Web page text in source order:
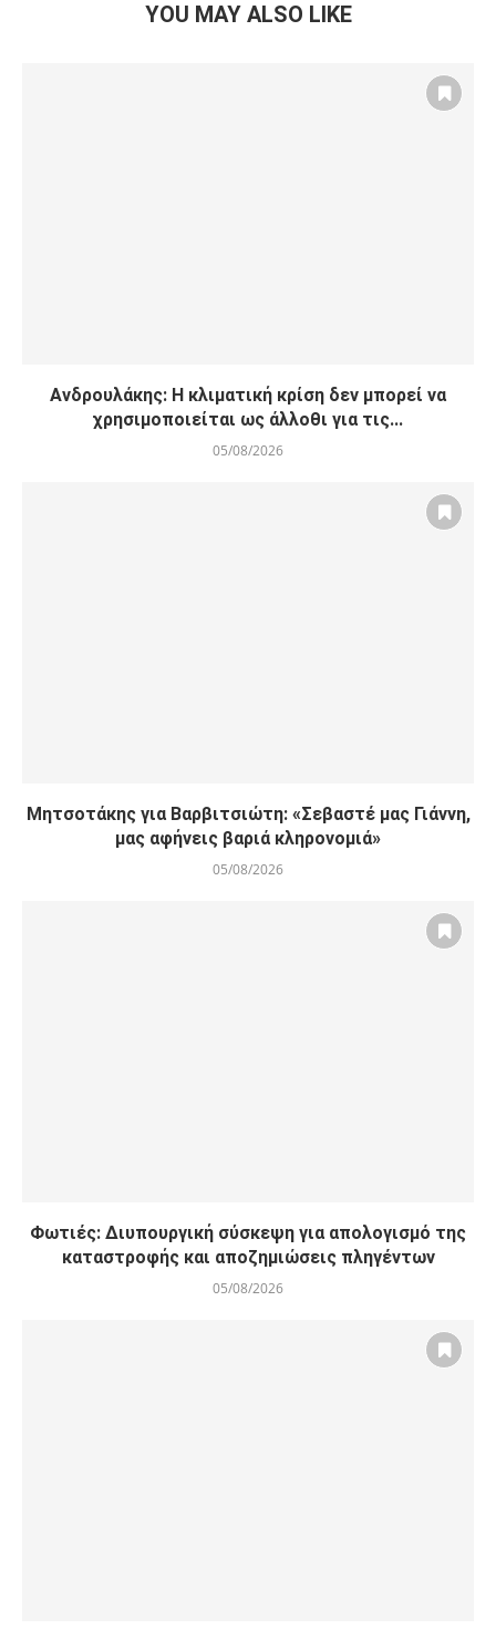
YOU MAY ALSO LIKE
Ανδρουλάκης: Η κλιματική κρίση δεν μπορεί να
χρησιμοποιείται ως άλλοθι για τις...
05/08/2026
Μητσοτάκης για Βαρβιτσιώτη: «Σεβαστέ μας Γιάννη,
μας αφήνεις βαριά κληρονομιά»
05/08/2026
Φωτιές: Διυπουργική σύσκεψη για απολογισμό της
καταστροφής και αποζημιώσεις πληγέντων
05/08/2026